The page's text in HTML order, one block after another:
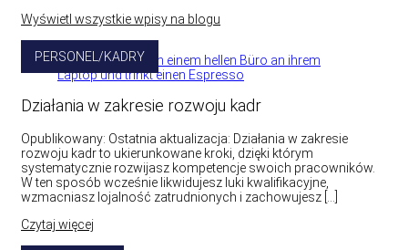
Wyświetl wszystkie wpisy na blogu
PERSONEL/KADRY
Działania w zakresie rozwoju kadr
Opublikowany: Ostatnia aktualizacja: Działania w zakresie
rozwoju kadr to ukierunkowane kroki, dzięki którym
systematycznie rozwijasz kompetencje swoich pracowników.
W ten sposób wcześnie likwidujesz luki kwalifikacyjne,
wzmacniasz lojalność zatrudnionych i zachowujesz […]
Czytaj więcej